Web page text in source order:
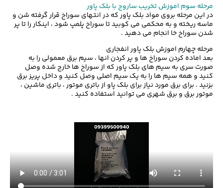
مرحله سوم اموزش تخریب ساروج با بلک پاور
در این مرحله بروی مواد بلک پاور که در انتهای سوراخ قرار گرفته شن و
ماسه ریخته و به محکمی می کوبید تا سوراخ پلمپ شود ، اینکار را تا پر
شدن سوراخ خا انجام می دهید .
مرحله چهارم اموزش بلک پاور انفجاری
بعد اماده کردن سوراخ ها و پر کردن انها ، سیم برق معمولی را به
صورت سری به سیم های بلک پاور که از سوراخ ها خارج شده وصل
کنید و همه سیم ها را به یک سیم اصلی وصل کنید و داخل پریز برق
بزنید . برای برق مورد نیاز برای بلک پاو از باتری موتور ، باتری ماشین ،
موتور برق و برق شهری می توانید استفاده کنید .